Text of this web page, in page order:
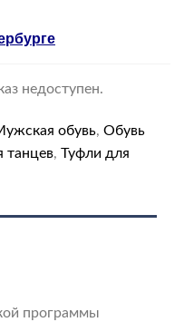
недоступен.
обувь, Обувь
танцев, Туфли для
программы